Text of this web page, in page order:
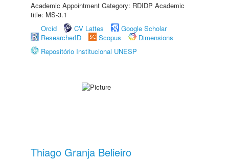
Academic Appointment Category: RDIDP Academic
title: MS-3.1
Orcid
CV Lattes
Google Scholar
ResearcherID
Scopus
Dimensions
Repositório Institucional UNESP
Thiago Granja Belieiro